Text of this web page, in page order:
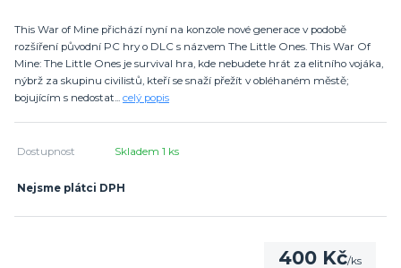
This War of Mine přichází nyní na konzole nové generace v podobě
rozšíření původní PC hry o DLC s názvem The Little Ones. This War Of
Mine: The Little Ones je survival hra, kde nebudete hrát za elitního vojáka,
nýbrž za skupinu civilistů, kteří se snaží přežít v obléhaném městě;
bojujícím s nedostat... celý popis
Dostupnost Skladem 1 ks
Nejsme plátci DPH
400 Kč/ks